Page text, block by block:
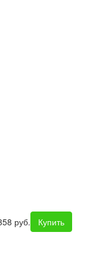
руб.
Купить